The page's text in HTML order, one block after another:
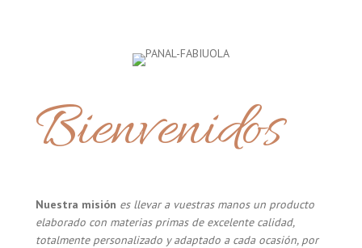
Bienvenidos
Nuestra misión es llevar a vuestras manos un producto
elaborado con materias primas de excelente calidad,
totalmente personalizado y adaptado a cada ocasión, por